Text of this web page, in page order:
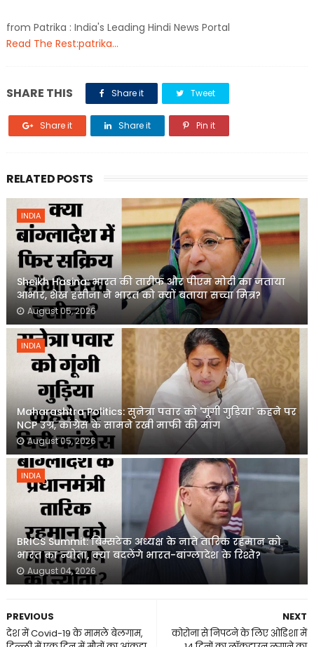
from Patrika : India's Leading Hindi News Portal
Read The Rest:patrika...
SHARE THIS Share it Tweet
Share it Share it Pin it
RELATED POSTS
INDIA
Sheikh Hasina: भारत की तारीफ और पीएम मोदी का जताया
आभार, शेख हसीना ने भारत को क्यों बताया सच्चा मित्र?
August 05, 2026
INDIA
Maharashtra Politics: सुनेत्रा पवार को 'गूंगी गुड़िया' कहने पर
NCP उग्र, कांग्रेस के सामने रखी माफी की मांग
August 05, 2026
INDIA
BRICS Summit: बिम्सटेक अध्यक्ष के नाते तारिक रहमान को
भारत का न्योता, क्या बदलेंगे भारत-बांग्लादेश के रिश्ते?
August 04, 2026
NEXT
कोरोना से निपटने के लिए ओडिशा में
PREVIOUS
देश में Covid-19 के मामले बेलगाम,